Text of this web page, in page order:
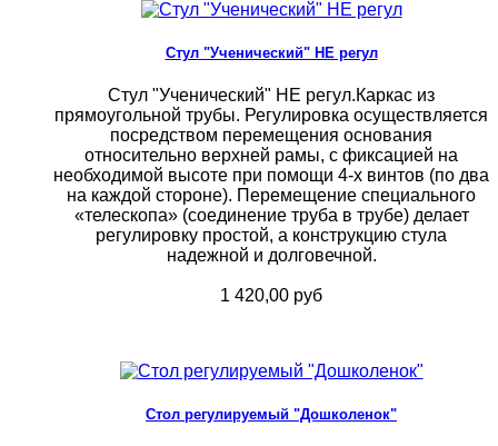
Стул "Ученический" НЕ регул
Стул "Ученический" НЕ регул.Каркас из
прямоугольной трубы. Регулировка осуществляется
посредством перемещения основания
относительно верхней рамы, с фиксацией на
необходимой высоте при помощи 4-х винтов (по два
на каждой стороне). Перемещение специального
«телескопа» (соединение труба в трубе) делает
регулировку простой, а конструкцию стула
надежной и долговечной.
1 420,00 руб
Стол регулируемый "Дошколенок"